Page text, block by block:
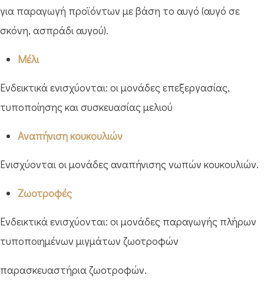
για παραγωγή προϊόντων με βάση το αυγό (αυγό σε
σκόνη, ασπράδι αυγού).
Μέλι
Ενδεικτικά ενισχύονται: οι μονάδες επεξεργασίας,
τυποποίησης και συσκευασίας μελιού
Αναπήνιση κουκουλιών
Ενισχύονται οι μονάδες αναπήνισης νωπών κουκουλιών.
Ζωοτροφές
Ενδεικτικά ενισχύονται: οι μονάδες παραγωγής πλήρων
τυποποιημένων μιγμάτων ζωοτροφών
παρασκευαστήρια ζωοτροφών.